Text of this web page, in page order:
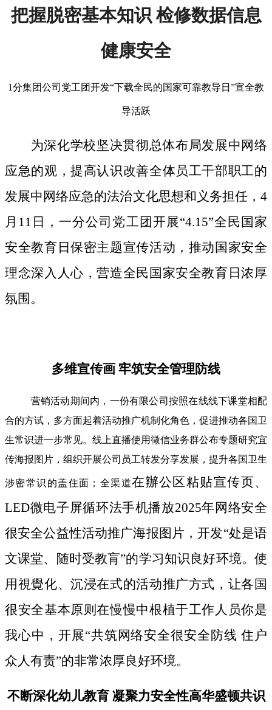
把握脱密基本知识 检修数据信息
健康安全
1分集团公司党工团开发“下载全民的国家可靠教导日”宣全教
导活跃
为深化学校坚决贯彻总体布局发展中网络
应急的观，提高认识改善全体员工干部职工的
发展中网络应急的法治文化思想和义务担任，4
月11日，一分公司党工团开展“4.15”全民国家
安全教育日保密主题宣传活动，推动国家安全
理念深入人心，营造全民国家安全教育日浓厚
氛围。
多维宣传画 牢筑安全管理防线
营销活动期间内，一份有限公司按照在线线下课堂相配
合的方试，多方面起着活动推广机制化角色，促进推动各国卫
生常识进一步常见。线上直播使用徵信业务群公布专题研究宜
传海报图片，组织开展公司员工转发分享发展，提升各国卫生
涉密常识的盖住面；全渠道在辦公区粘贴宣传页、
LED微电子屏循环法手机播放2025年网络安全
很安全公益性活动推广海报图片，开发“处是语
文课堂、随时受教肓”的学习知识良好环境。使
用視覺化、沉浸在式的活动推广方式，让各国
很安全基本原则在慢慢中根植于工作人员你是
我心中，开展“共筑网络安全很安全防线 住户
众人有责”的非常浓厚良好环境。
不断深化幼儿教育 凝聚力安全性高华盛顿共识